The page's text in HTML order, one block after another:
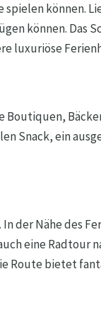
können.
können. Das
luxuriöse
Boutiquen,
Snack, ein
der Nähe des
eine Radtour
Route bietet